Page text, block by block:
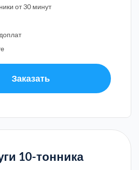
от 30 минут
Заказать
10-тонника